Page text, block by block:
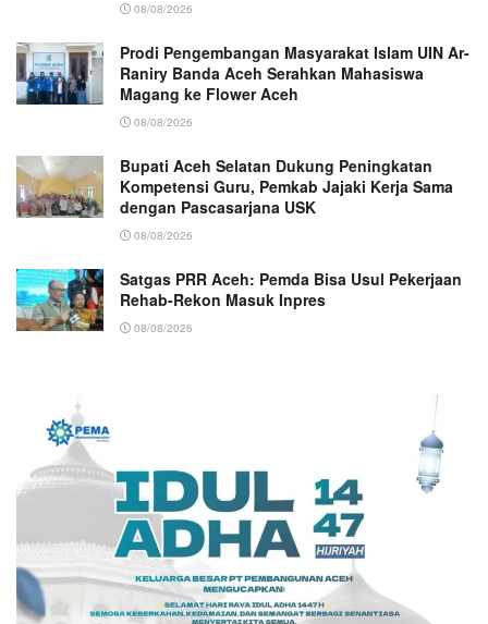
08/08/2026
Prodi Pengembangan Masyarakat Islam UIN Ar-
Raniry Banda Aceh Serahkan Mahasiswa
Magang ke Flower Aceh
08/08/2026
Bupati Aceh Selatan Dukung Peningkatan
Kompetensi Guru, Pemkab Jajaki Kerja Sama
dengan Pascasarjana USK
08/08/2026
Satgas PRR Aceh: Pemda Bisa Usul Pekerjaan
Rehab-Rekon Masuk Inpres
08/08/2026